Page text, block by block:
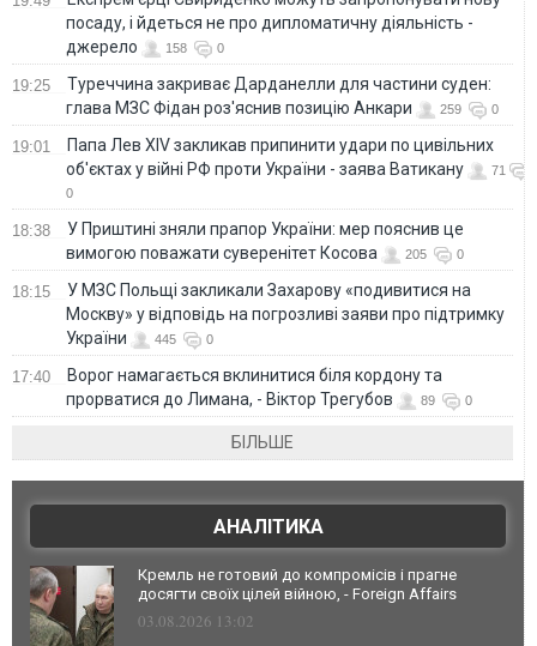
посаду, і йдеться не про дипломатичну діяльність -
джерело
158 0
19:25
Туреччина закриває Дарданелли для частини суден:
глава МЗС Фідан роз'яснив позицію Анкари
259 0
19:01
Папа Лев XIV закликав припинити удари по цивільних
об'єктах у війні РФ проти України - заява Ватикану
71
0
18:38
У Приштині зняли прапор України: мер пояснив це
вимогою поважати суверенітет Косова
205 0
18:15
У МЗС Польщі закликали Захарову «подивитися на
Москву» у відповідь на погрозливі заяви про підтримку
України
445 0
17:40
Ворог намагається вклинитися біля кордону та
прорватися до Лимана, - Віктор Трегубов
89 0
БІЛЬШЕ
АНАЛІТИКА
Кремль не готовий до компромісів і прагне
досягти своїх цілей війною, - Foreign Affairs
03.08.2026 13:02